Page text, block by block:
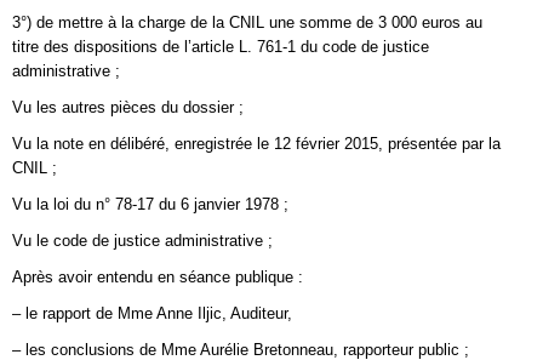
3°) de mettre à la charge de la CNIL une somme de 3 000 euros au
titre des dispositions de l’article L. 761-1 du code de justice
administrative ;
Vu les autres pièces du dossier ;
Vu la note en délibéré, enregistrée le 12 février 2015, présentée par la
CNIL ;
Vu la loi du n° 78-17 du 6 janvier 1978 ;
Vu le code de justice administrative ;
Après avoir entendu en séance publique :
– le rapport de Mme Anne Iljic, Auditeur,
– les conclusions de Mme Aurélie Bretonneau, rapporteur public ;